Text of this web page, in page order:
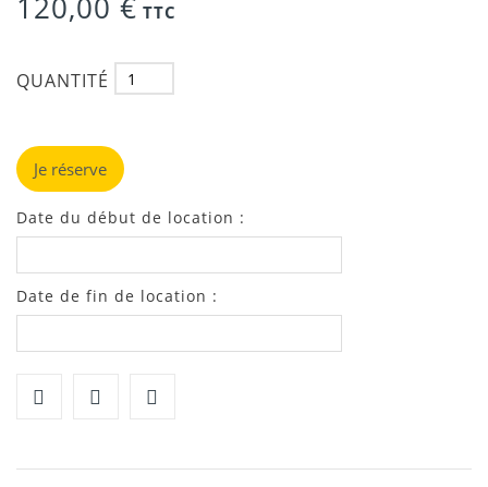
TTC
QUANTITÉ
Je réserve
Date du début de location :
Date de fin de location :